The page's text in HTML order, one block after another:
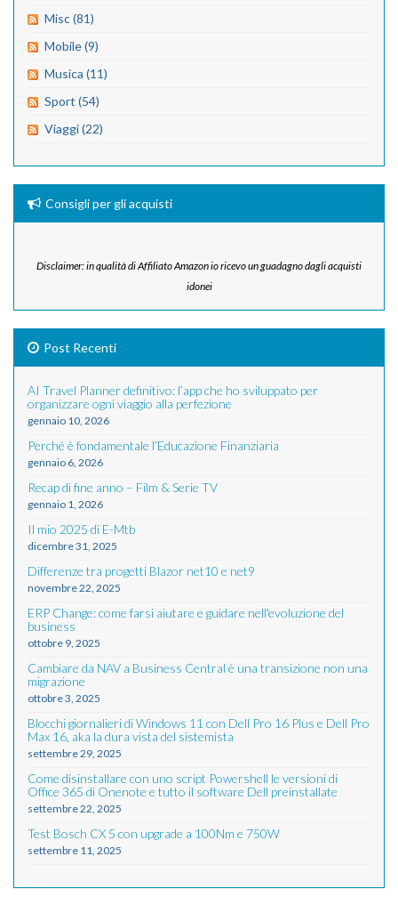
Misc (81)
Mobile (9)
Musica (11)
Sport (54)
Viaggi (22)
Consigli per gli acquisti
Disclaimer: in qualità di Affiliato Amazon io ricevo un guadagno dagli acquisti
idonei
Post Recenti
AI Travel Planner definitivo: l’app che ho sviluppato per
organizzare ogni viaggio alla perfezione
gennaio 10, 2026
Perché è fondamentale l’Educazione Finanziaria
gennaio 6, 2026
Recap di fine anno – Film & Serie TV
gennaio 1, 2026
Il mio 2025 di E-Mtb
dicembre 31, 2025
Differenze tra progetti Blazor net10 e net9
novembre 22, 2025
ERP Change: come farsi aiutare e guidare nell'evoluzione del
business
ottobre 9, 2025
Cambiare da NAV a Business Central è una transizione non una
migrazione
ottobre 3, 2025
Blocchi giornalieri di Windows 11 con Dell Pro 16 Plus e Dell Pro
Max 16, aka la dura vista del sistemista
settembre 29, 2025
Come disinstallare con uno script Powershell le versioni di
Office 365 di Onenote e tutto il software Dell preinstallate
settembre 22, 2025
Test Bosch CX 5 con upgrade a 100Nm e 750W
settembre 11, 2025